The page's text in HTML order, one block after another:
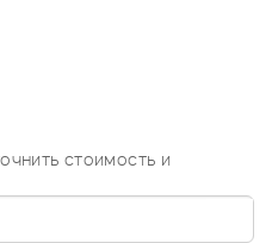
стоимость и